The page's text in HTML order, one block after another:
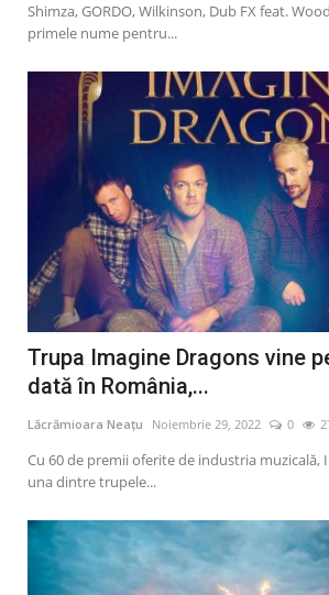
Shimza, GORDO, Wilkinson, Dub FX feat.
primele nume pentru...
Trupa Imagine Dragons vine
dată în România,...
Lăcrămioara Neațu Noiembrie 29, 2022 0
Cu 60 de premii oferite de industria muzicală,
una dintre trupele...